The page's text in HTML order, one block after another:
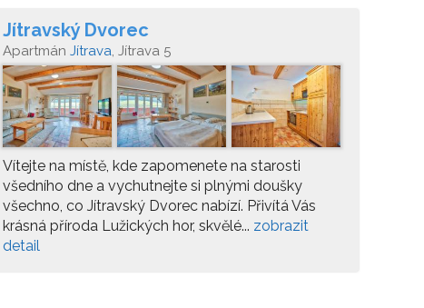
Jítravský Dvorec
Apartmán Jítrava, Jítrava 5
Vítejte na místě, kde zapomenete na starosti
všedního dne a vychutnejte si plnými doušky
všechno, co Jítravský Dvorec nabízí. Přivítá Vás
krásná příroda Lužických hor, skvělé... zobrazit
detail